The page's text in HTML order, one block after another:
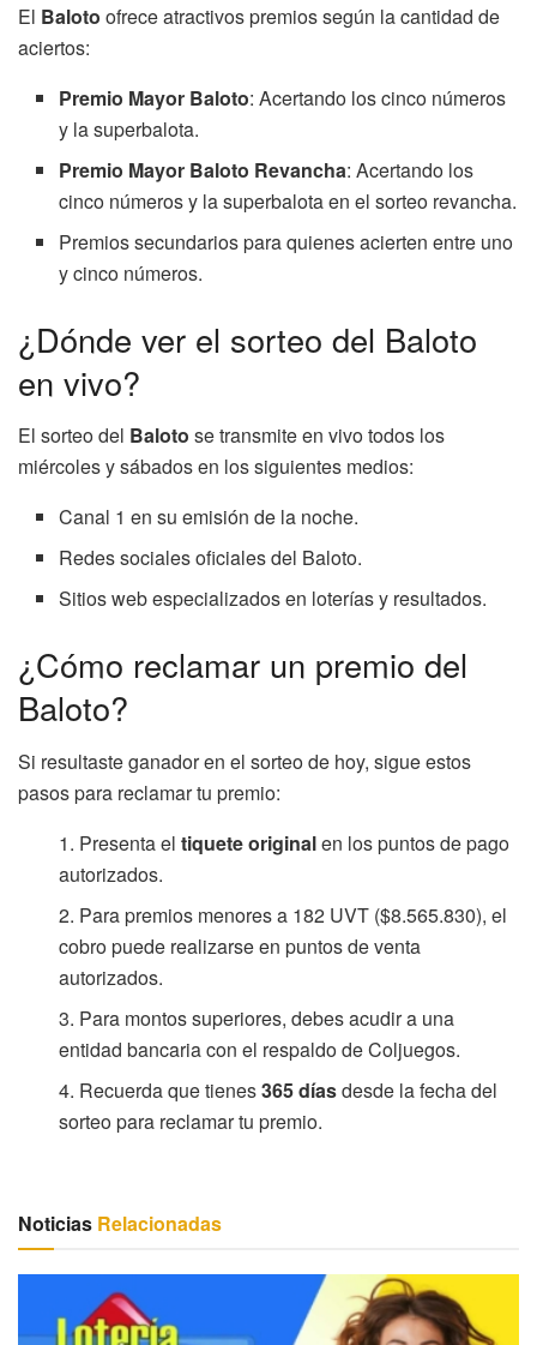
El Baloto ofrece atractivos premios según la cantidad de
aciertos:
Premio Mayor Baloto: Acertando los cinco números
y la superbalota.
Premio Mayor Baloto Revancha: Acertando los
cinco números y la superbalota en el sorteo revancha.
Premios secundarios para quienes acierten entre uno
y cinco números.
¿Dónde ver el sorteo del Baloto
en vivo?
El sorteo del Baloto se transmite en vivo todos los
miércoles y sábados en los siguientes medios:
Canal 1 en su emisión de la noche.
Redes sociales oficiales del Baloto.
Sitios web especializados en loterías y resultados.
¿Cómo reclamar un premio del
Baloto?
Si resultaste ganador en el sorteo de hoy, sigue estos
pasos para reclamar tu premio:
Presenta eltiquete originalen los puntos de pago
autorizados.
Para premios menores a 182 UVT ($8.565.830), el
cobro puede realizarse en puntos de venta
autorizados.
Para montos superiores, debes acudir a una
entidad bancaria con el respaldo de Coljuegos.
Recuerda que tienes365 díasdesde la fecha del
sorteo para reclamar tu premio.
Noticias Relacionadas